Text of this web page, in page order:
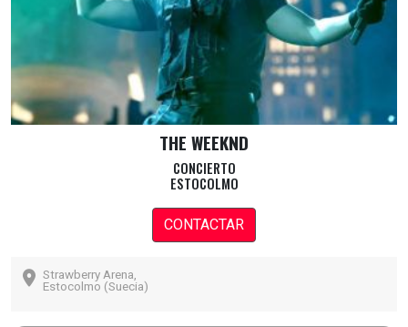
THE WEEKND
CONCIERTO
ESTOCOLMO
CONTACTAR
Strawberry Arena,
Estocolmo (Suecia)